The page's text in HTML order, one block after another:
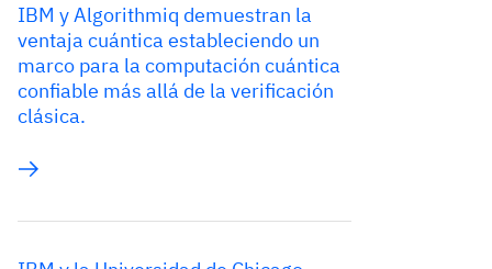
IBM y Algorithmiq demuestran la
ventaja cuántica estableciendo un
marco para la computación cuántica
confiable más allá de la verificación
clásica.